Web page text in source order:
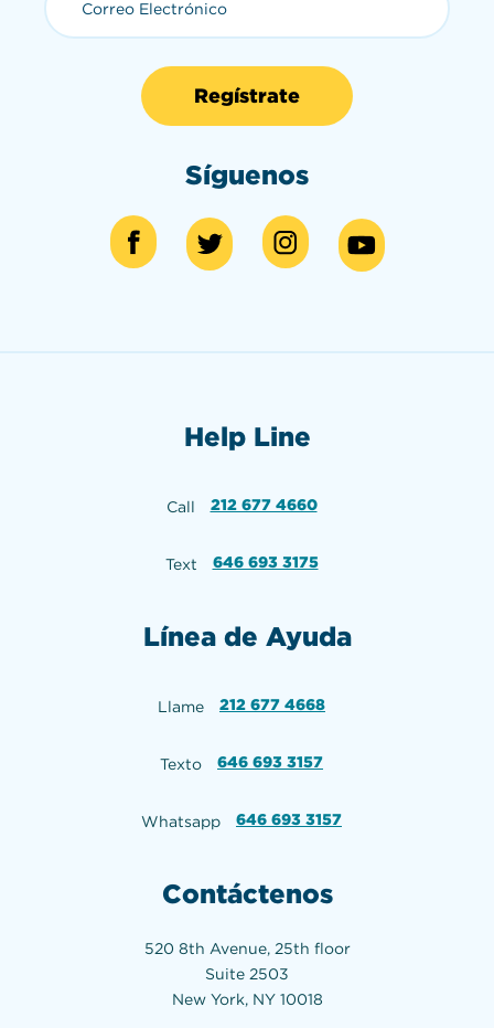
Síguenos
Help Line
Call 212 677 4660
Text 646 693 3175
Línea de Ayuda
Llame 212 677 4668
Texto 646 693 3157
Whatsapp 646 693 3157
Contáctenos
520 8th Avenue, 25th floor
Suite 2503
New York, NY 10018